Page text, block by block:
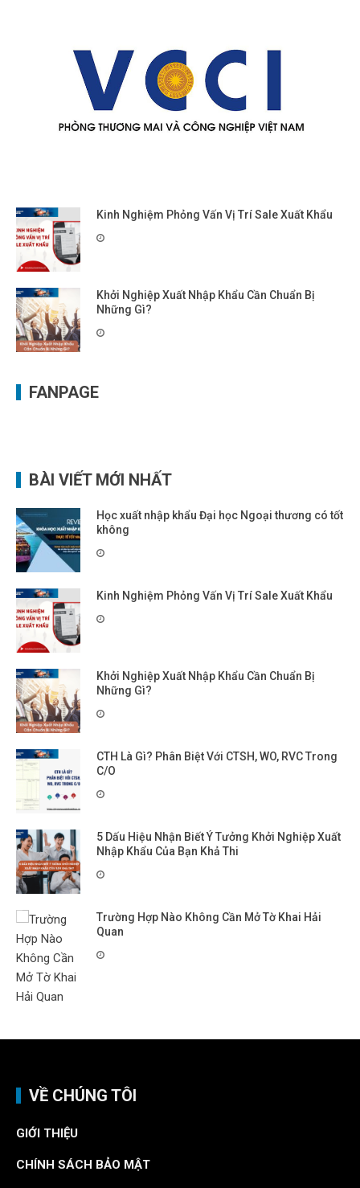
Kinh Nghiệm Phỏng Vấn Vị Trí Sale Xuất Khẩu
Khởi Nghiệp Xuất Nhập Khẩu Cần Chuẩn Bị
Những Gì?
FANPAGE
BÀI VIẾT MỚI NHẤT
Học xuất nhập khẩu Đại học Ngoại thương có tốt
không
Kinh Nghiệm Phỏng Vấn Vị Trí Sale Xuất Khẩu
Khởi Nghiệp Xuất Nhập Khẩu Cần Chuẩn Bị
Những Gì?
CTH Là Gì? Phân Biệt Với CTSH, WO, RVC Trong
C/O
5 Dấu Hiệu Nhận Biết Ý Tưởng Khởi Nghiệp Xuất
Nhập Khẩu Của Bạn Khả Thi
Trường Hợp Nào Không Cần Mở Tờ Khai Hải
Quan
VỀ CHÚNG TÔI
GIỚI THIỆU
CHÍNH SÁCH BẢO MẬT